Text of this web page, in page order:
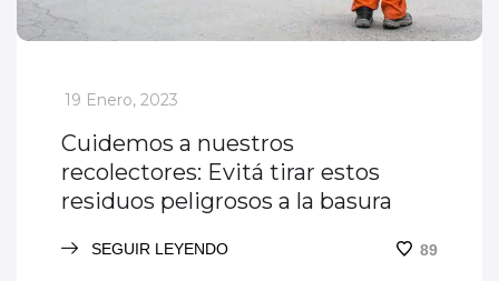
_
19 Enero, 2023
Cuidemos a nuestros
recolectores: Evitá tirar estos
residuos peligrosos a la basura
SEGUIR LEYENDO 89